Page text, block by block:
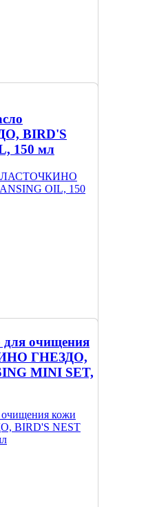
BIRD'S
150 мл
очищения
ГНЕЗДО,
MINI SET,